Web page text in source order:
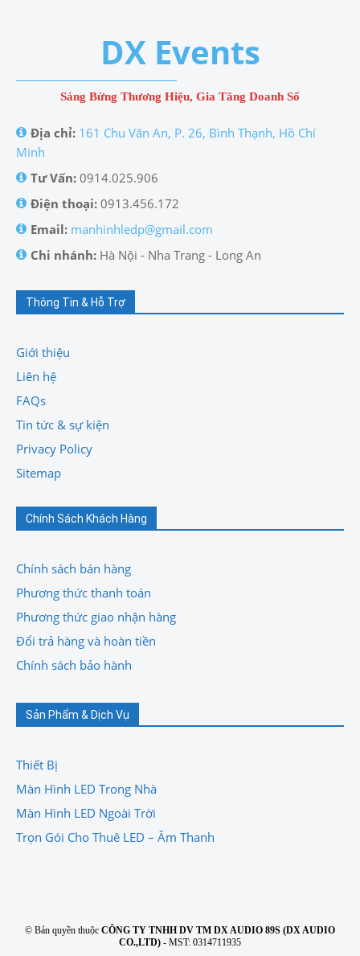
DX Events
Sáng Bừng Thương Hiệu, Gia Tăng Doanh Số
Địa chỉ: 161 Chu Văn An, P. 26, Bình Thạnh, Hồ Chí
Minh
Tư Vấn: 0914.025.906
Điện thoại: 0913.456.172
Email: manhinhledp@gmail.com
Chi nhánh: Hà Nội - Nha Trang - Long An
Thông Tin & Hỗ Trợ
Giới thiệu
Liên hệ
FAQs
Tin tức & sự kiện
Privacy Policy
Sitemap
Chính Sách Khách Hàng
Chính sách bán hàng
Phương thức thanh toán
Phương thức giao nhận hàng
Đổi trả hàng và hoàn tiền
Chính sách bảo hành
Sản Phẩm & Dịch Vụ
Thiết Bị
Màn Hình LED Trong Nhà
Màn Hình LED Ngoài Trời
Trọn Gói Cho Thuê LED – Âm Thanh
© Bản quyền thuộc CÔNG TY TNHH DV TM DX AUDIO 89S (DX AUDIO
CO.,LTD) - MST: 0314711935